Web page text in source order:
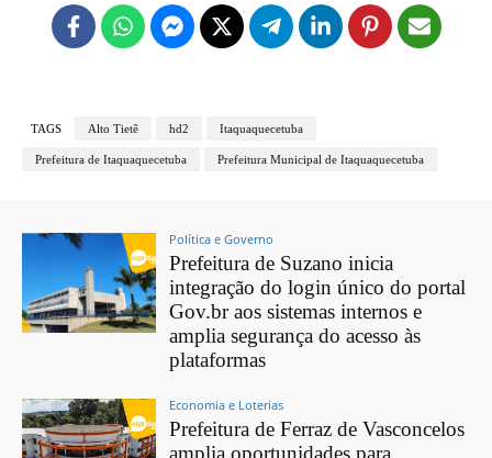
TAGS Alto Tietê hd2 Itaquaquecetuba
Prefeitura de Itaquaquecetuba Prefeitura Municipal de Itaquaquecetuba
Política e Governo
Prefeitura de Suzano inicia
integração do login único do portal
Gov.br aos sistemas internos e
amplia segurança do acesso às
plataformas
Economia e Loterias
Prefeitura de Ferraz de Vasconcelos
amplia oportunidades para